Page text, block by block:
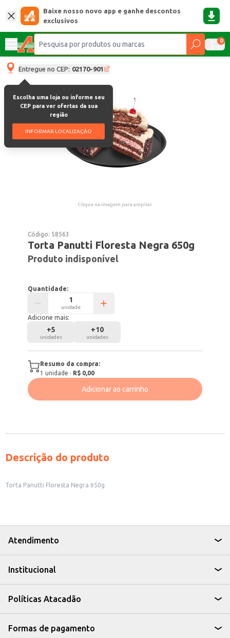
Baixe nosso novo app e ganhe descontos
exclusivos
0
Entregue no CEP: 02170-901
Escolha uma loja ou informe seu
CEP para ver ofertas da sua
região
INFORMAR LOCALIZAÇÃO
Clique na imagem para ampliar.
Código: 58563
Torta Panutti Floresta Negra 650g
Produto indisponível
Quantidade:
unidade
Adicione mais:
+5
unidades
+10
unidades
Resumo da compra:
1 unidade · R$ 0,00
Adicionar ao carrinho
Descrição do produto
Torta Panutti Floresta Negra 650g
Atendimento
Institucional
Políticas Atacadão
Formas de pagamento